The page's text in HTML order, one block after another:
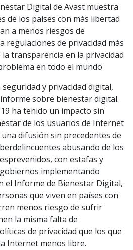
Digital de Avast muestra
de los países con más libertad
a menos riesgos de
regulaciones de privacidad más
transparencia en la privacidad
en todo el mundo
y privacidad digital,
sobre bienestar digital.
ha tenido un impacto sin
de los usuarios de Internet
difusión sin precedentes de
abusando de los
con estafas y
implementando
el Informe de Bienestar Digital,
que viven en países con
menos riesgo de sufrir
la misma falta de
de privacidad que los que
Internet menos libre.